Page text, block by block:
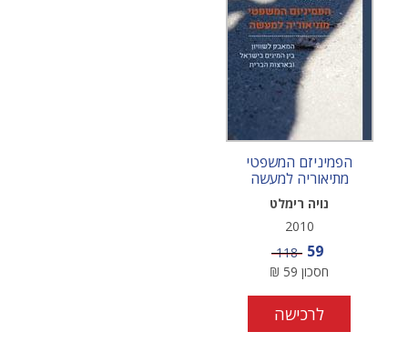
הפמיניזם המשפטי
מתיאוריה למעשה
נויה רימלט
2010
מחיר מבצע
59 מחיר
118
חסכון 59
₪
לרכישה